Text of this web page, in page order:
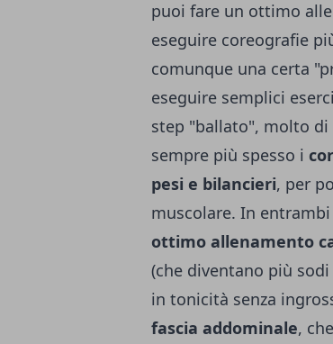
puoi fare un ottimo
eseguire coreografie
comunque una certa
eseguire semplici
step "ballato", molto
sempre più spesso i
pesi e bilancieri, per
muscolare. In
ottimo allenamento
(che diventano più
in tonicità senza
fascia addominale,